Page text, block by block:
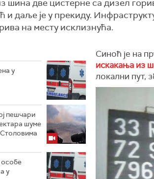
шина две цистерне са дизел
и даље је у прекиду.
на месту исклизнућа.
у
пешчари
шуме
у
Синоћ је на
искакања из
локални пут,